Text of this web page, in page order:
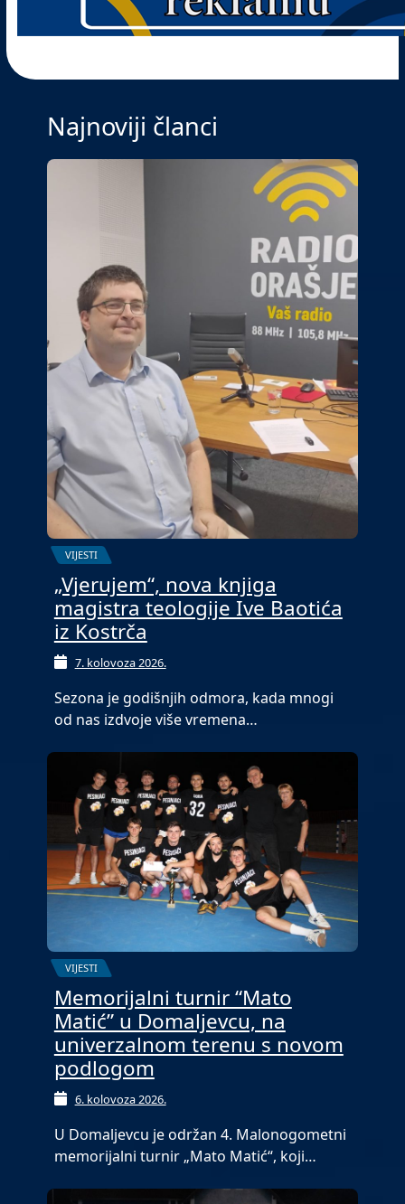
Najnoviji članci
VIJESTI
„Vjerujem“, nova knjiga
magistra teologije Ive Baotića
iz Kostrča
7. kolovoza 2026.
Sezona je godišnjih odmora, kada mnogi
od nas izdvoje više vremena…
VIJESTI
Memorijalni turnir “Mato
Matić” u Domaljevcu, na
univerzalnom terenu s novom
podlogom
6. kolovoza 2026.
U Domaljevcu je održan 4. Malonogometni
memorijalni turnir „Mato Matić“, koji…